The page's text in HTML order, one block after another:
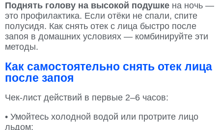
Поднять голову на высокой подушке на ночь —
это профилактика. Если отёки не спали, спите
полусидя. Как снять отек с лица быстро после
запоя в домашних условиях — комбинируйте эти
методы.
Как самостоятельно снять отек лица
после запоя
Чек-лист действий в первые 2–6 часов:
• Умойтесь холодной водой или протрите лицо
льдом;